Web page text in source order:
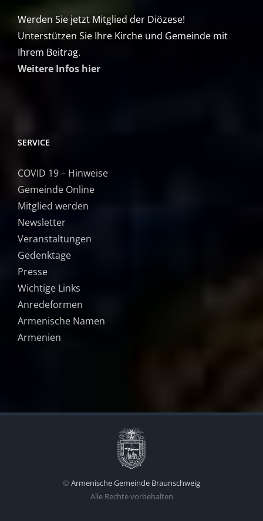
Werden Sie jetzt Mitglied der Diözese!
Unterstützen Sie Ihre Kirche und Gemeinde mit
Ihrem Beitrag.
Weitere Infos hier
SERVICE
COVID 19 – Hinweise
Gemeinde Online
Mitglied werden
Newsletter
Veranstaltungen
Gedenktage
Presse
Wichtige Links
Anredeformen
Armenische Namen
Armenien
© Armenische Gemeinde Braunschweig
Alle Rechte vorbehalten